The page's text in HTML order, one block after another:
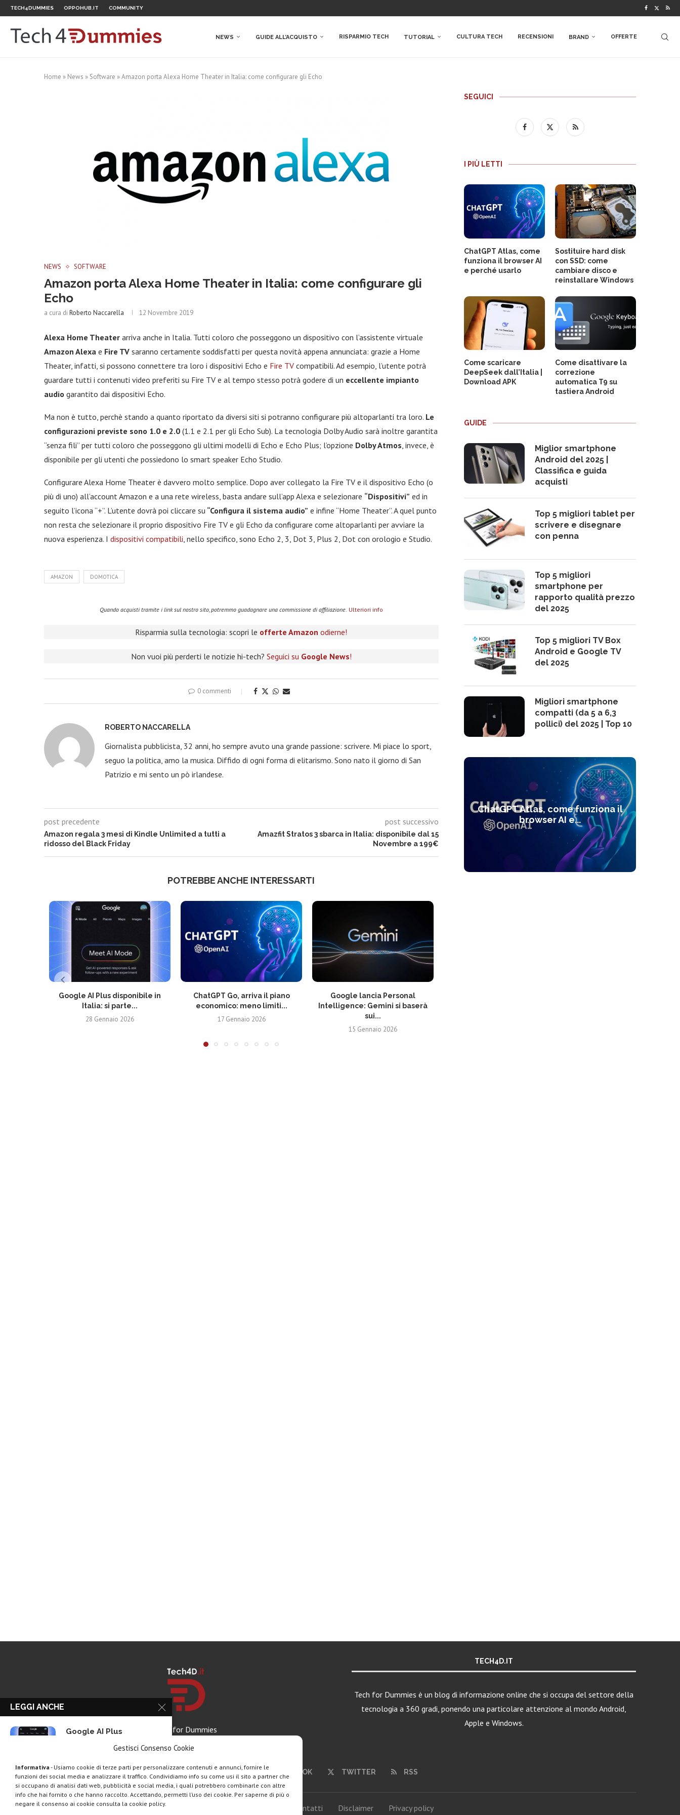
Gestisci Consenso Cookie
Informativa - Usiamo cookie di terze parti per personalizzare contenuti e annunci, fornire le
funzioni dei social media e analizzare il traffico. Condividiamo info su come usi il sito a partner che
si occupano di analisi dati web, pubblicità e social media, i quali potrebbero combinarle con altre
info che hai fornito o che hanno raccolto. Accettando, permetti l’uso dei cookie. Per saperne di più o
negare il consenso ai cookie consulta la cookie policy.
TECH4DUMMIES OPPOHUB.IT COMMUNITY
NEWS GUIDE ALL’ACQUISTO RISPARMIO TECH TUTORIAL CULTURA TECH RECENSIONI BRAND OFFERTE
Home » News » Software »Amazon porta Alexa Home Theater in Italia: come configurare gli Echo
NEWS SOFTWARE
Amazon porta Alexa Home Theater in Italia: come configurare gli
Echo
a cura di Roberto Naccarella 12 Novembre 2019
Alexa Home Theater arriva anche in Italia. Tutti coloro che posseggono un dispositivo con l’assistente virtuale
Amazon Alexa e Fire TV saranno certamente soddisfatti per questa novità appena annunciata: grazie a Home
Theater, infatti, si possono connettere tra loro i dispositivi Echo e Fire TV compatibili. Ad esempio, l’utente potrà
guardare tutti i contenuti video preferiti su Fire TV e al tempo stesso potrà godere di un eccellente impianto
audio garantito dai dispositivi Echo.
Ma non è tutto, perchè stando a quanto riportato da diversi siti si potranno configurare più altoparlanti tra loro. Le
configurazioni previste sono 1.0 e 2.0 (1.1 e 2.1 per gli Echo Sub). La tecnologia Dolby Audio sarà inoltre garantita
“senza fili” per tutti coloro che posseggono gli ultimi modelli di Echo e Echo Plus; l’opzione Dolby Atmos, invece, è
disponibile per gli utenti che possiedono lo smart speaker Echo Studio.
Configurare Alexa Home Theater è davvero molto semplice. Dopo aver collegato la Fire TV e il dispositivo Echo (o
più di uno) all’account Amazon e a una rete wireless, basta andare sull’app Alexa e selezionare “Dispositivi” ed in
seguito l’icona “+”. L’utente dovrà poi cliccare su “Configura il sistema audio” e infine “Home Theater”. A quel punto
non resta che selezionare il proprio dispositivo Fire TV e gli Echo da configurare come altoparlanti per avviare la
nuova esperienza. I dispositivi compatibili, nello specifico, sono Echo 2, 3, Dot 3, Plus 2, Dot con orologio e Studio.
AMAZON DOMOTICA
Quando acquisti tramite i link sul nostro sito, potremmo guadagnare una commissione di affiliazione. Ulteriori info
Risparmia sulla tecnologia: scopri le offerte Amazon odierne!
Non vuoi più perderti le notizie hi-tech? Seguici su Google News!
0 commenti
ROBERTO NACCARELLA
Giornalista pubblicista, 32 anni, ho sempre avuto una grande passione: scrivere. Mi piace lo sport,
seguo la politica, amo la musica. Diffido di ogni forma di elitarismo. Sono nato il giorno di San
Patrizio e mi sento un pò irlandese.
post precedente
Amazon regala 3 mesi di Kindle Unlimited a tutti a
ridosso del Black Friday
post successivo
Amazfit Stratos 3 sbarca in Italia: disponibile dal 15
Novembre a 199€
POTREBBE ANCHE INTERESSARTI
Google AI Plus disponibile in
Italia: si parte...
28 Gennaio 2026
ChatGPT Go, arriva il piano
economico: meno limiti...
17 Gennaio 2026
Google lancia Personal
Intelligence: Gemini si baserà
sui...
15 Gennaio 2026
SEGUICI
I PIÙ LETTI
ChatGPT Atlas, come
funziona il browser AI
e perché usarlo
Sostituire hard disk
con SSD: come
cambiare disco e
reinstallare Windows
Come scaricare
DeepSeek dall’Italia |
Download APK
Come disattivare la
correzione
automatica T9 su
tastiera Android
GUIDE
Miglior smartphone
Android del 2025 |
Classifica e guida
acquisti
Top 5 migliori tablet per
scrivere e disegnare
con penna
Top 5 migliori
smartphone per
rapporto qualità prezzo
del 2025
Top 5 migliori TV Box
Android e Google TV
del 2025
Migliori smartphone
compatti (da 5 a 6,3
pollici) del 2025 | Top 10
ChatGPT Atlas, come funziona il
browser AI e...
Tech for Dummies
TECH4D.IT
Tech for Dummies è un blog di informazione online che si occupa del settore della
tecnologia a 360 gradi, ponendo una particolare attenzione al mondo Android,
Apple e Windows.
FACEBOOK TWITTER RSS
Contatti Disclaimer Privacy policy
LEGGI ANCHE
Google AI Plus
ChatGPT Go, arriva il
piano economico:...